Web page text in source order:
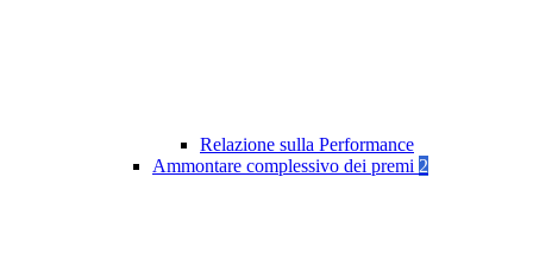
Relazione sulla Performance
Ammontare complessivo dei premi 2